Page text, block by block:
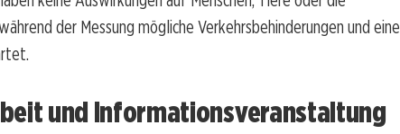
der Messung mögliche Verkehrsbehinderungen und eine
und Informationsveranstaltung